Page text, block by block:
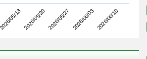
2026/05/132026/05/202026/05/27 2026/06/032026/06/10